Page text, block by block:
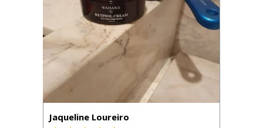
Jaqueline Loureiro